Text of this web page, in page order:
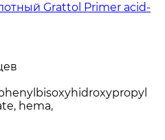
Grattol Primer acid-
hema,